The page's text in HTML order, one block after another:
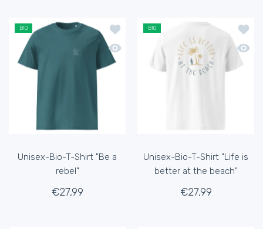
BIO
Zur Wunschliste hinzufügen Unisex-
Schnellansicht Unisex-Bio-T-Shirt
Unisex-Bio-T-Shirt "Be a
rebel"
€27,99
BIO
Zur
Unisex-Bio-T-Shirt "Life is
better at the beach"
€27,99